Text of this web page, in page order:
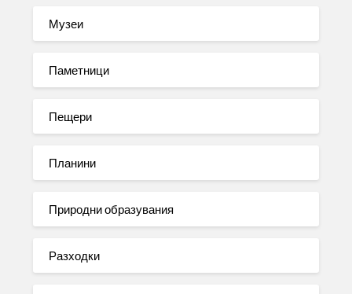
Музеи
Паметници
Пещери
Планини
Природни образувания
Разходки